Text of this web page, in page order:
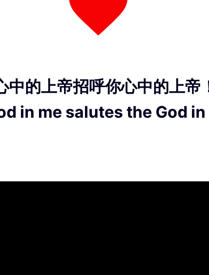
中的上帝招呼你心中的上帝
in me salutes the God